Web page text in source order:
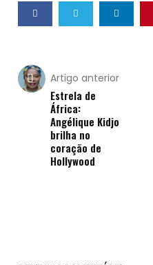
Artigo anterior
Estrela de
África:
Angélique Kidjo
brilha no
coração de
Hollywood